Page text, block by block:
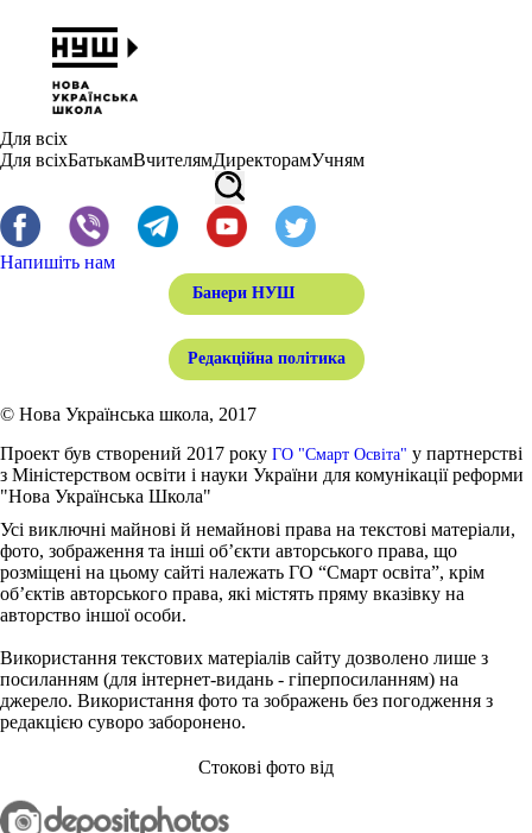
Для всіх
Для всіхБатькамВчителямДиректорамУчням
Напишіть нам
Банери НУШ
Редакційна політика
© Нова Українська школа, 2017
Проект був створений 2017 року ГО "Смарт Освіта" у партнерстві
з Міністерством освіти і науки України для комунікації реформи
"Нова Українська Школа"
Усі виключні майнові й немайнові права на текстові матеріали,
фото, зображення та інші об’єкти авторського права, що
розміщені на цьому сайті належать ГО “Смарт освіта”, крім
об’єктів авторського права, які містять пряму вказівку на
авторство іншої особи.
Використання текстових матеріалів сайту дозволено лише з
посиланням (для інтернет-видань - гіперпосиланням) на
джерело. Використання фото та зображень без погодження з
редакцією суворо заборонено.
Стокові фото від